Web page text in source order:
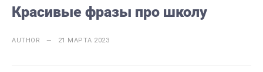
Красивые фразы про школу
AUTHOR — 21 МАРТА 2023